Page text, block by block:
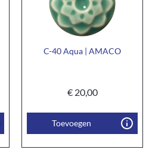
C-40 Aqua | AMACO
€20,00
Toevoegen